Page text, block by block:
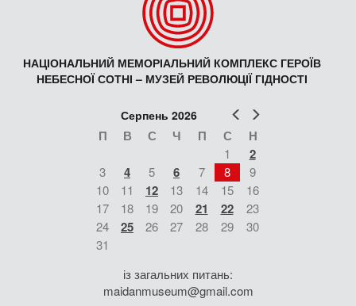
НАЦІОНАЛЬНИЙ МЕМОРІАЛЬНИЙ КОМПЛЕКС ГЕРОЇВ
НЕБЕСНОЇ СОТНІ – МУЗЕЙ РЕВОЛЮЦІЇ ГІДНОСТІ
Попер
Серпень 2026
П В С Ч П С Н
1 2
3 4 5 6 7 8
9
10
11 12 13 14 15
16
17
18 19 20 21 22
23
24
25 26 27 28 29
30
31
із загальних питань:
maidanmuseum@gmail.com